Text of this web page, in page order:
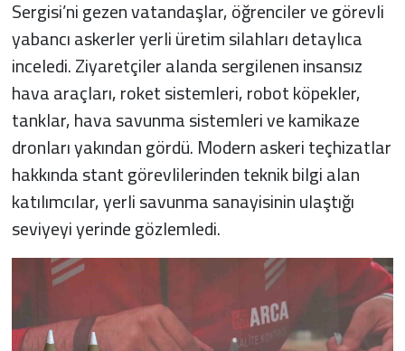
Sergisi’ni gezen vatandaşlar, öğrenciler ve görevli
yabancı askerler yerli üretim silahları detaylıca
inceledi. Ziyaretçiler alanda sergilenen insansız
hava araçları, roket sistemleri, robot köpekler,
tanklar, hava savunma sistemleri ve kamikaze
dronları yakından gördü. Modern askeri teçhizatlar
hakkında stant görevlilerinden teknik bilgi alan
katılımcılar, yerli savunma sanayisinin ulaştığı
seviyeyi yerinde gözlemledi.